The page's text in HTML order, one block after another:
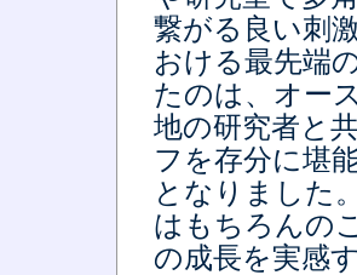
繋がる良い刺
おける最先端
たのは、オー
地の研究者と
フを存分に堪
となりました
はもちろんの
の成長を実感